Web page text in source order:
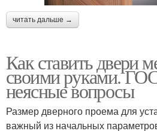
читать дальше →
Как ставить двери
своими руками.
неясные вопросы
Размер дверного проема для
важный из начальных